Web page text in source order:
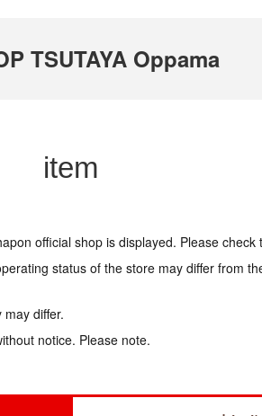
TSUTAYA Oppama
item
official shop is displayed. Please
status of the store may differ from
differ.
notice. Please note.